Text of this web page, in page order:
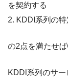
を契約する
2. KDDI系列の
の2点を満たせば
KDDI系列のサ